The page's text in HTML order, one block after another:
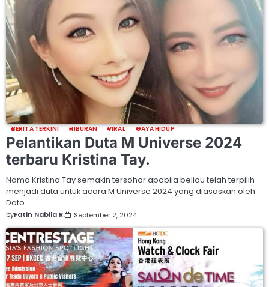
BERITA TERKINI HIBURAN VIRAL GAYA HIDUP
Pelantikan Duta M Universe 2024
terbaru Kristina Tay.
Nama Kristina Tay semakin tersohor apabila beliau telah terpilih
menjadi duta untuk acara M Universe 2024 yang diasaskan oleh
Dato…
byFatin Nabila R. September 2, 2024